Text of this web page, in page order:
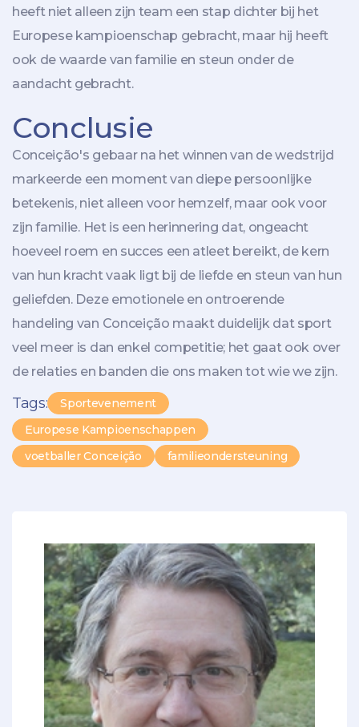
heeft niet alleen zijn team een stap dichter bij het
Europese kampioenschap gebracht, maar hij heeft
ook de waarde van familie en steun onder de
aandacht gebracht.
Conclusie
Conceição's gebaar na het winnen van de wedstrijd
markeerde een moment van diepe persoonlijke
betekenis, niet alleen voor hemzelf, maar ook voor
zijn familie. Het is een herinnering dat, ongeacht
hoeveel roem en succes een atleet bereikt, de kern
van hun kracht vaak ligt bij de liefde en steun van hun
geliefden. Deze emotionele en ontroerende
handeling van Conceição maakt duidelijk dat sport
veel meer is dan enkel competitie; het gaat ook over
de relaties en banden die ons maken tot wie we zijn.
Tags:
Sportevenement
Europese Kampioenschappen
voetballer Conceição
familieondersteuning